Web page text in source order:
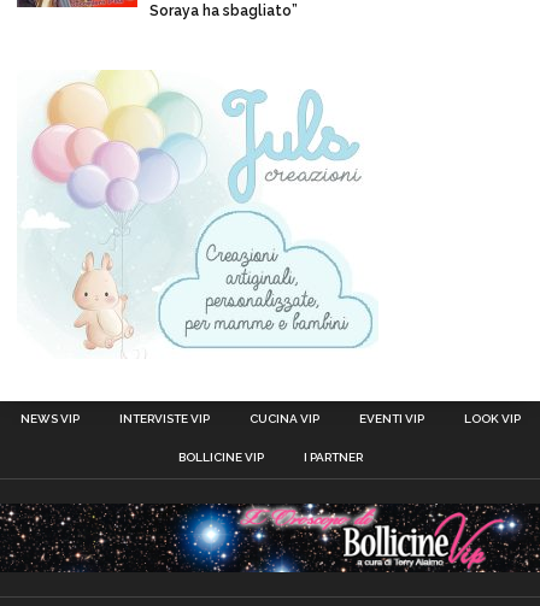
Soraya ha sbagliato”
NEWS VIP INTERVISTE VIP CUCINA VIP EVENTI VIP LOOK VIP
BOLLICINE VIP I PARTNER